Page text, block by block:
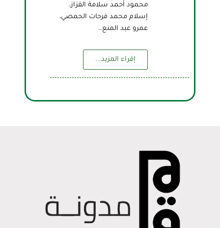
محمود أحمد سلامة القزاز،
إسلام محمد فرحات الحمصي،
عمرو عبد المنع…
إقراء المزيد...